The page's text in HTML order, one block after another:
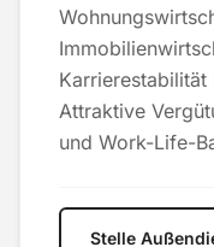
Attraktive
und Work-Life-
Stelle